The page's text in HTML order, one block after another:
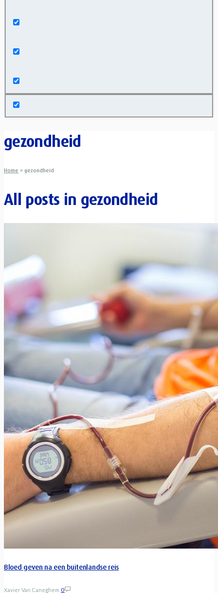
gezondheid
Home » gezondheid
All posts in gezondheid
Bloed geven na een buitenlandse reis
Xavier Van Caneghem 0